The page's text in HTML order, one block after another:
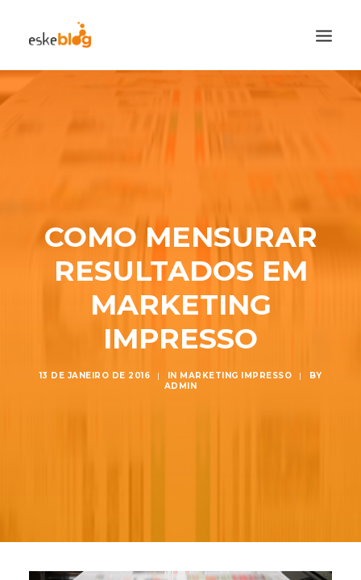
COMO MENSURAR
RESULTADOS EM
MARKETING
IMPRESSO
13 DE JANEIRO DE 2016 | IN MARKETING IMPRESSO |
BY
ADMIN